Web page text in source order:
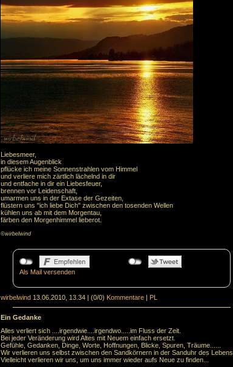
Liebesmeer,
in diesem Augenblick
pflücke ich meine Sonnenstrahlen vom Himmel
und verliere mich zärtlich lächelnd in dir
und entfache in dir ein Liebesfeuer,
brennen vor Leidenschaft,
umarmen uns in der Extase der Gezeiten,
flüstern uns "ich liebe Dich" zwischen den tosenden Wellen
kühlen uns ab mit dem Morgentau,
färben den Morgenhimmel lieberot.
©wirbelwind
Als Mail versenden
wirbelwind 13.06.2010, 13.34 (0/0) Kommentare PL
Ein Gedanke
Alles verliert sich ....irgendwie....irgendwo.....im Fluss der Zeit.
Bei jeder Veränderung wird Altes mit Neuem einfach ersetzt.
Gefühle, Gedanken, Dinge, Worte, Hoffnungen, Blicke, Spuren, Träume......
Wir verlieren uns selbst zwischen den Sandkörnern in der Sanduhr des Lebens.
Vielleicht verlieren wir uns, um uns immer wieder aufs Neue zu finden...